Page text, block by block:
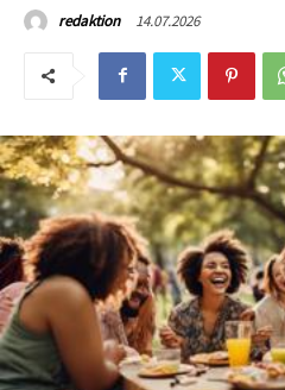
redaktion 14.07.2026